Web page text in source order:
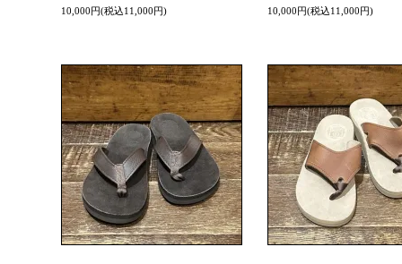
10,000円(税込11,000円) 10,000円(税込11,000円)